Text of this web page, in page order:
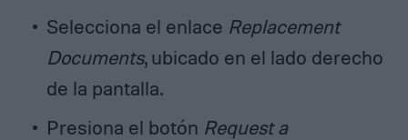
Selecciona el enlace Replacement
Documents, ubicado en el lado derecho
de la pantalla.
Presiona el botón Request a